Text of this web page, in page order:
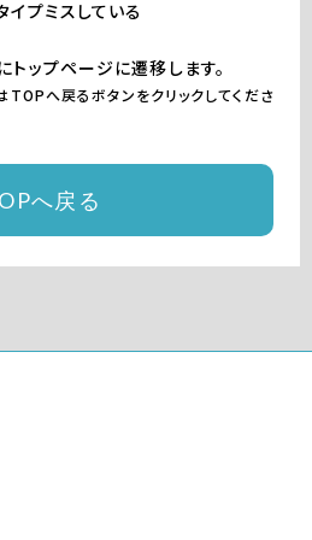
プミスしている
ップページに遷移します。
へ戻るボタンをクリックしてくださ
へ戻る